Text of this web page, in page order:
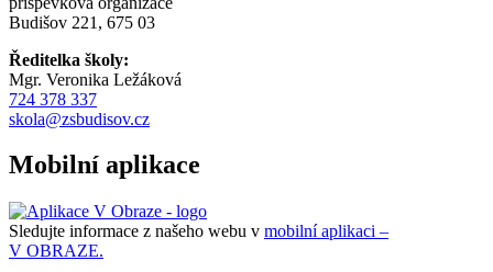
Budišov 221, 675 03
Ředitelka školy:
Mgr. Veronika Ležáková
724 378 337
skola@zsbudisov.cz
Mobilní aplikace
Sledujte informace z našeho webu v mobilní aplikaci –
V OBRAZE.